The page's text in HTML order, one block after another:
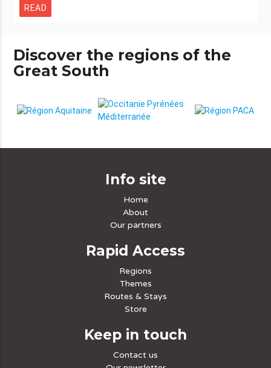
READ
Discover the regions of the
Great South
Info site
Home
About
Our partners
Rapid Access
Regions
Themes
Routes & Stays
Store
Keep in touch
Contact us